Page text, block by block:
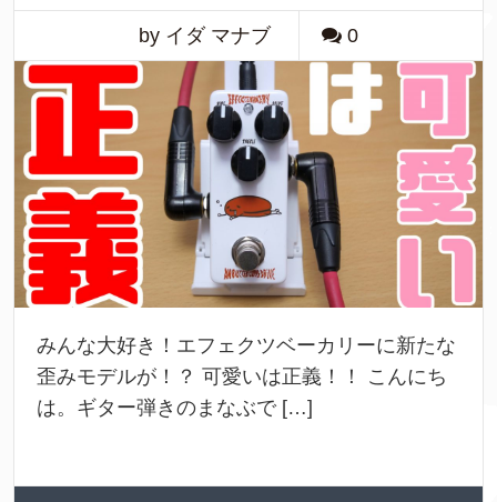
by イダ マナブ 0
みんな大好き！エフェクツベーカリーに新たな
歪みモデルが！？ 可愛いは正義！！ こんにち
は。ギター弾きのまなぶで […]